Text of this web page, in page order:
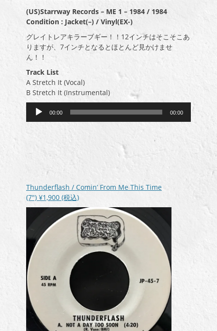
(US)Starrway Records ‎– ME 1 – 1984 / 1984
Condition : Jacket(–) / Vinyl(EX-)
グレイトレアキラーブギー！！12インチはそこそこあ
りますが、7インチとなるとほとんど見かけませ
ん！！
Track List
A Stretch It (Vocal)
B Stretch It (Instrumental)
00:00 00:00
Thunderflash / Comin’ From Me This Time
(7″) ¥1,900 (税込)